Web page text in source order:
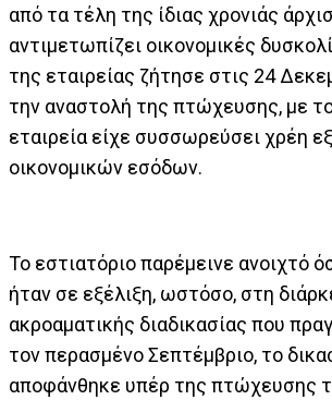
από τα τέλη της ίδιας χρονιάς
αντιμετωπίζει οικονομικές
της εταιρείας ζήτησε στις 24
την αναστολή της πτώχευσης, με
εταιρεία είχε συσσωρεύσει χρέη
οικονομικών εσόδων.
Το εστιατόριο παρέμεινε ανοιχτό
ήταν σε εξέλιξη, ωστόσο, στη
ακροαματικής διαδικασίας που
τον περασμένο Σεπτέμβριο, το
αποφάνθηκε υπέρ της πτώχευσης